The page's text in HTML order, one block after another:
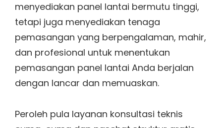
menyediakan panel lantai bermutu tinggi,
tetapi juga menyediakan tenaga
pemasangan yang berpengalaman, mahir,
dan profesional untuk menentukan
pemasangan panel lantai Anda berjalan
dengan lancar dan memuaskan.
Peroleh pula layanan konsultasi teknis